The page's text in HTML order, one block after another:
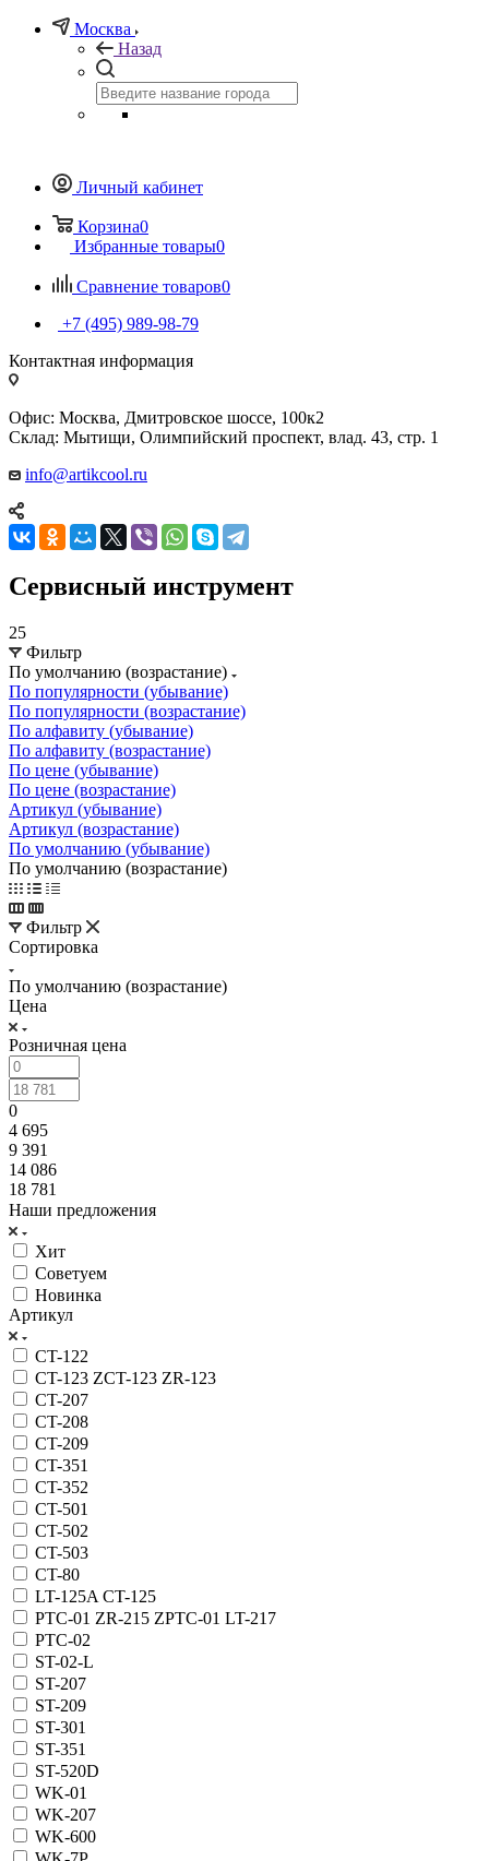
Москва
Назад
Личный кабинет
Корзина0
Избранные товары0
Сравнение товаров0
+7 (495) 989-98-79
Контактная информация
Офис: Москва, Дмитровское шоссе, 100к2
Склад: Мытищи, Олимпийский проспект, влад. 43, стр. 1
info@artikcool.ru
Сервисный инструмент
25
Фильтр
По умолчанию (возрастание)
По популярности (убывание)
По популярности (возрастание)
По алфавиту (убывание)
По алфавиту (возрастание)
По цене (убывание)
По цене (возрастание)
Артикул (убывание)
Артикул (возрастание)
По умолчанию (убывание)
По умолчанию (возрастание)
Фильтр
Сортировка
По умолчанию (возрастание)
Цена
Розничная цена
0
4 695
9 391
14 086
18 781
Наши предложения
Хит
Советуем
Новинка
Артикул
CT-122
CT-123 ZCT-123 ZR-123
CT-207
CT-208
CT-209
CT-351
CT-352
CT-501
CT-502
CT-503
CT-80
LT-125A CT-125
PTC-01 ZR-215 ZPTC-01 LT-217
PTC-02
ST-02-L
ST-207
ST-209
ST-301
ST-351
ST-520D
WK-01
WK-207
WK-600